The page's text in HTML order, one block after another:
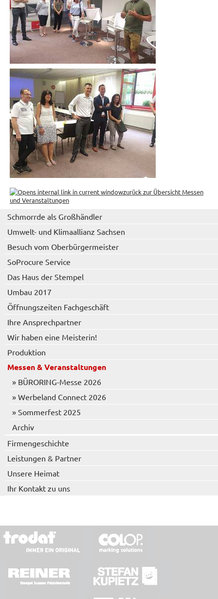
zurück zur Übersicht Messen
und Veranstaltungen
Schmorrde als Großhändler
Umwelt- und Klimaallianz Sachsen
Besuch vom Oberbürgermeister
SoProcure Service
Das Haus der Stempel
Umbau 2017
Öffnungszeiten Fachgeschäft
Ihre Ansprechpartner
Wir haben eine Meisterin!
Produktion
Messen & Veranstaltungen
» BÜRORING-Messe 2026
» Werbeland Connect 2026
» Sommerfest 2025
Archiv
Firmengeschichte
Leistungen & Partner
Unsere Heimat
Ihr Kontakt zu uns